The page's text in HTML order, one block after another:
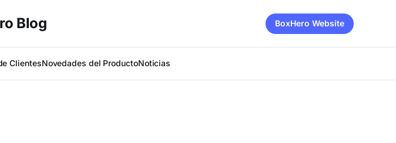
Blog
ClientesNovedades del ProductoNoticias
BoxHero Website